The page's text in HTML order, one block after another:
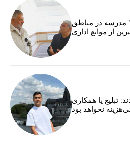
وعده ساخت ۱۰۰ مدرسه در مناطق
از موانع اداری
تبلیغ یا همکاری
نخواهد بود